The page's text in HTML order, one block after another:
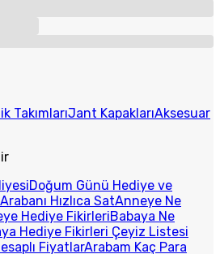
TakımlarıJant KapaklarıAksesuar
Doğum Günü Hediye ve
Hızlıca SatAnneye Ne
Hediye FikirleriBabaya Ne
Hediye Fikirleri Çeyiz Listesi
FiyatlarArabam Kaç Para